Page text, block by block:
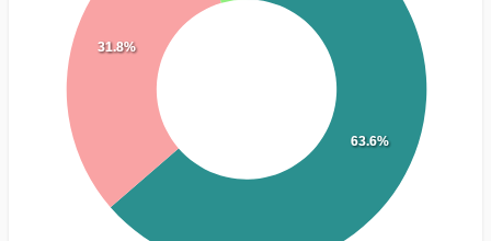
63.6%
31.8%